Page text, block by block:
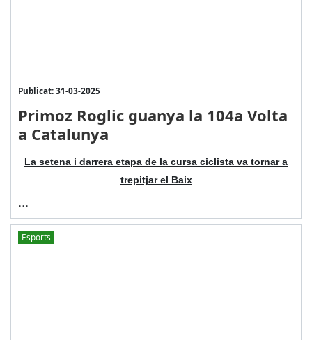
Publicat: 31-03-2025
Primoz Roglic guanya la 104a Volta
a Catalunya
La setena i darrera etapa de la cursa ciclista va tornar a
trepitjar el Baix
...
Esports